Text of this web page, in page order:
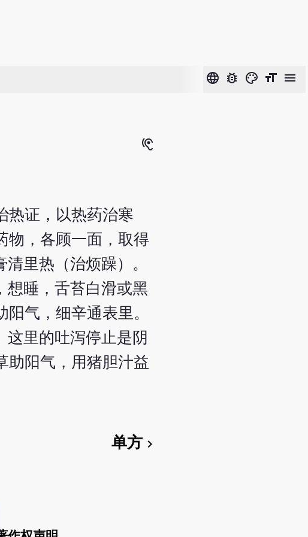
language bug_report color_lens format_size menu
hearing
热证，以热药治寒
物，各顾一面，取得
里热（治烦躁）。
想睡，舌苔白滑或黑
气，细辛通表里。
这里的吐泻停止是阴
助阳气，用猪胆汁益
单方chevron_right